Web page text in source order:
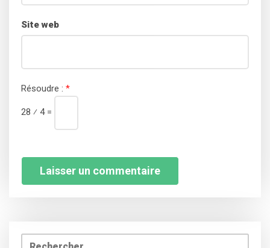
Site web
Résoudre : *
28 ⁄ 4 =
Rechercher :